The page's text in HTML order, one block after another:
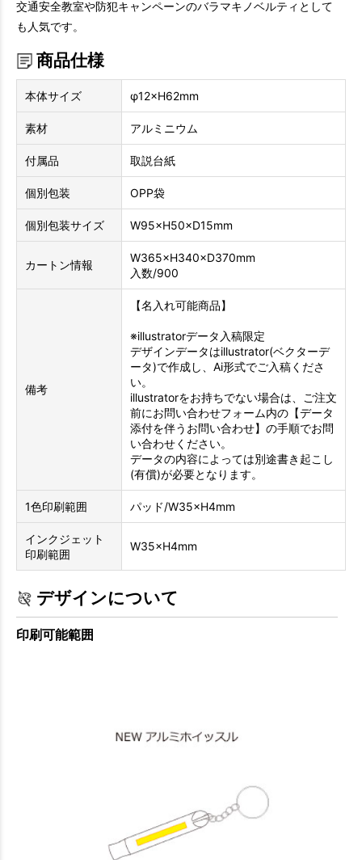
交通安全教室や防犯キャンペーンのバラマキノベルティとして
も人気です。
商品仕様
本体サイズ φ12×H62mm
素材 アルミニウム
付属品 取説台紙
個別包装 OPP袋
個別包装サイズ W95×H50×D15mm
カートン情報
W365×H340×D370mm
入数/900
備考
【名入れ可能商品】
※illustratorデータ入稿限定
デザインデータはillustrator(ベクターデ
ータ)で作成し、Ai形式でご入稿くださ
い。
illustratorをお持ちでない場合は、ご注文
前にお問い合わせフォーム内の【データ
添付を伴うお問い合わせ】の手順でお問
い合わせください。
データの内容によっては別途書き起こし
(有償)が必要となります。
1色印刷範囲 パッド/W35×H4mm
インクジェット
印刷範囲
W35×H4mm
デザインについて
印刷可能範囲